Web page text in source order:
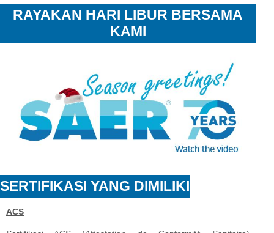
RAYAKAN HARI LIBUR BERSAMA
KAMI
SERTIFIKASI YANG DIMILIKI
ACS